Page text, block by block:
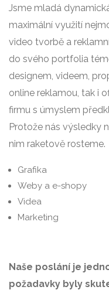
Jsme mladá
maximální využití
video tvorbě a
do svého portfolia
designem, videem,
online reklamou, tak i
firmu s úmyslem
Protože nás výsledky
nim raketově rosteme.
Grafika
Weby a e-shopy
Videa
Marketing
Naše poslání je
požadavky byly